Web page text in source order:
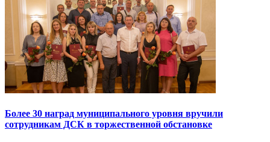
Более 30 наград муниципального уровня вручили
сотрудникам ДСК в торжественной обстановке